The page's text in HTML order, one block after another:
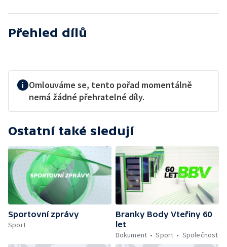
Přehled dílů
Omlouváme se, tento pořad momentálně
nemá žádné přehratelné díly.
Ostatní také sledují
Sportovní zprávy
Sport
Branky Body Vteřiny 60
let
Dokument
Sport Společnost